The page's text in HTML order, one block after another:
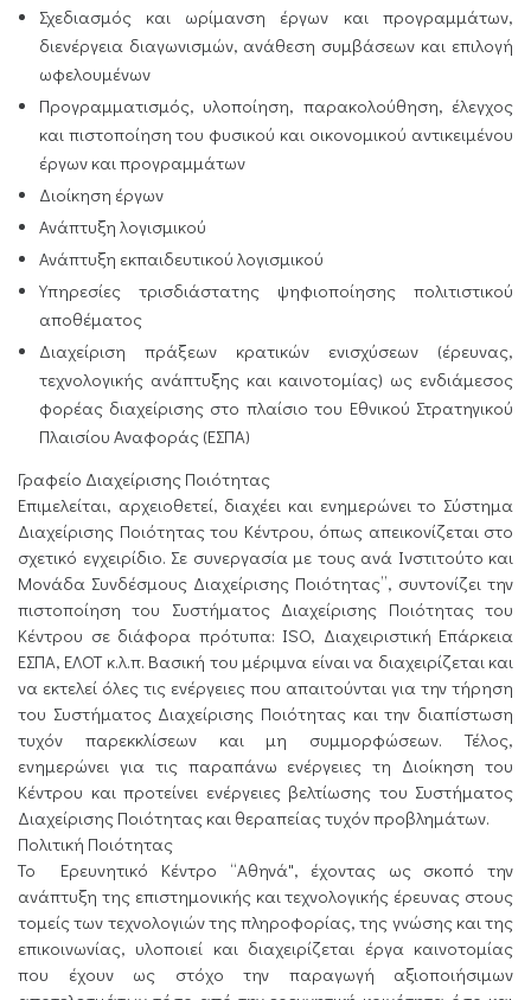
Σχεδιασμός και ωρίμανση έργων και προγραμμάτων,
διενέργεια διαγωνισμών, ανάθεση συμβάσεων και επιλογή
ωφελουμένων
Προγραμματισμός, υλοποίηση, παρακολούθηση, έλεγχος
και πιστοποίηση του φυσικού και οικονομικού αντικειμένου
έργων και προγραμμάτων
Διοίκηση έργων
Ανάπτυξη λογισμικού
Ανάπτυξη εκπαιδευτικού λογισμικού
Υπηρεσίες τρισδιάστατης ψηφιοποίησης πολιτιστικού
αποθέματος
Διαχείριση πράξεων κρατικών ενισχύσεων (έρευνας,
τεχνολογικής ανάπτυξης και καινοτομίας) ως ενδιάμεσος
φορέας διαχείρισης στο πλαίσιο του Εθνικού Στρατηγικού
Πλαισίου Αναφοράς (ΕΣΠΑ)
Γραφείο Διαχείρισης Ποιότητας
Επιμελείται, αρχειοθετεί, διαχέει και ενημερώνει το Σύστημα
Διαχείρισης Ποιότητας του Κέντρου, όπως απεικονίζεται στο
σχετικό εγχειρίδιο. Σε συνεργασία με τους ανά Ινστιτούτο και
Μονάδα Συνδέσμους Διαχείρισης Ποιότητας”, συντονίζει την
πιστοποίηση του Συστήματος Διαχείρισης Ποιότητας του
Κέντρου σε διάφορα πρότυπα: ISO, Διαχειριστική Επάρκεια
ΕΣΠΑ, ΕΛΟΤ κ.λ.π. Βασική του μέριμνα είναι να διαχειρίζεται και
να εκτελεί όλες τις ενέργειες που απαιτούνται για την τήρηση
του Συστήματος Διαχείρισης Ποιότητας και την διαπίστωση
τυχόν παρεκκλίσεων και μη συμμορφώσεων. Τέλος,
ενημερώνει για τις παραπάνω ενέργειες τη Διοίκηση του
Κέντρου και προτείνει ενέργειες βελτίωσης του Συστήματος
Διαχείρισης Ποιότητας και θεραπείας τυχόν προβλημάτων.
Πολιτική Ποιότητας
Το Ερευνητικό Κέντρο “Αθηνά", έχοντας ως σκοπό την
ανάπτυξη της επιστημονικής και τεχνολογικής έρευνας στους
τομείς των τεχνολογιών της πληροφορίας, της γνώσης και της
επικοινωνίας, υλοποιεί και διαχειρίζεται έργα καινοτομίας
που έχουν ως στόχο την παραγωγή αξιοποιήσιμων